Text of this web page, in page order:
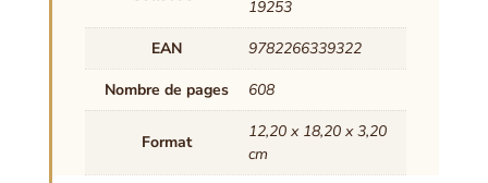
19253
EAN
9782266339322
Nombre de pages
608
Format
12,20 x 18,20 x 3,20
cm